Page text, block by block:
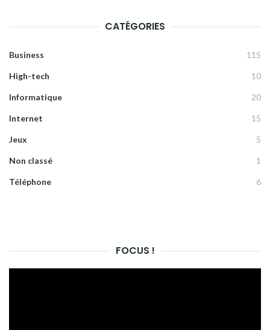
CATÉGORIES
Business 115
High-tech 10
Informatique 20
Internet 15
Jeux 5
Non classé 1
Téléphone 6
FOCUS !